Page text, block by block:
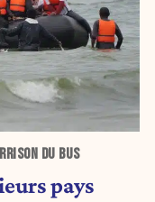
DU BUS
pays